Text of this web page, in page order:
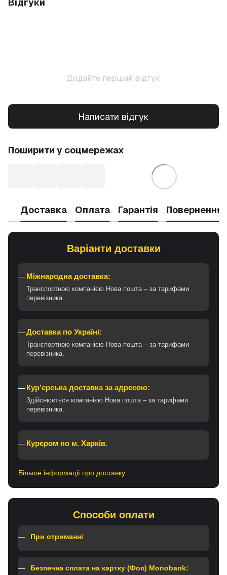
Додайте перший відгук
Написати відгук
Поширити у соцмережах
Доставка Оплата Гарантія Повернення
Варіанти доставки
Міжнародна доставка:
Транспортною компанією Нова пошта – за тарифами
перевізника.
Доставка по Україні:
Транспортною компанією Нова пошта – за тарифами
перевізника.
Кур’єрська доставка за адресою:
Здійснюється компанією Нова пошта – за тарифами
перевізника.
Курєром по м. Харків.
Більше інформації про доставку
Способи оплати
При отриманні
Безпечна сплата на картку (Фоп) Monobank: